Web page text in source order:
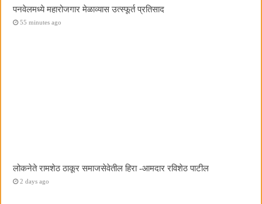
पनवेलमध्ये महारोजगार मेळाव्यास उत्स्फूर्त प्रतिसाद
55 minutes ago
लोकनेते रामशेठ ठाकूर समाजसेवेतील हिरा -आमदार रविशेठ पाटील
2 days ago